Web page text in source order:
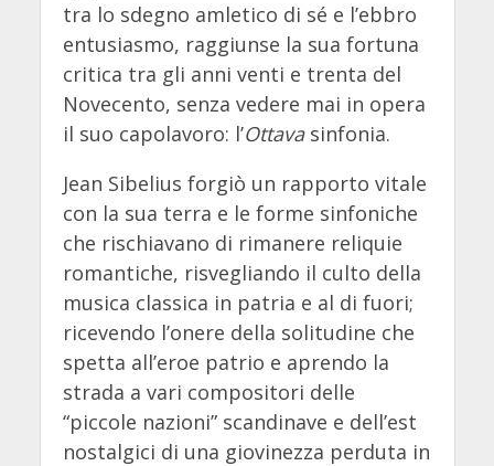
tra lo sdegno amletico di sé e l’ebbro
entusiasmo, raggiunse la sua fortuna
critica tra gli anni venti e trenta del
Novecento, senza vedere mai in opera
il suo capolavoro: l’Ottava sinfonia.
Jean Sibelius forgiò un rapporto vitale
con la sua terra e le forme sinfoniche
che rischiavano di rimanere reliquie
romantiche, risvegliando il culto della
musica classica in patria e al di fuori;
ricevendo l’onere della solitudine che
spetta all’eroe patrio e aprendo la
strada a vari compositori delle
“piccole nazioni” scandinave e dell’est
nostalgici di una giovinezza perduta in